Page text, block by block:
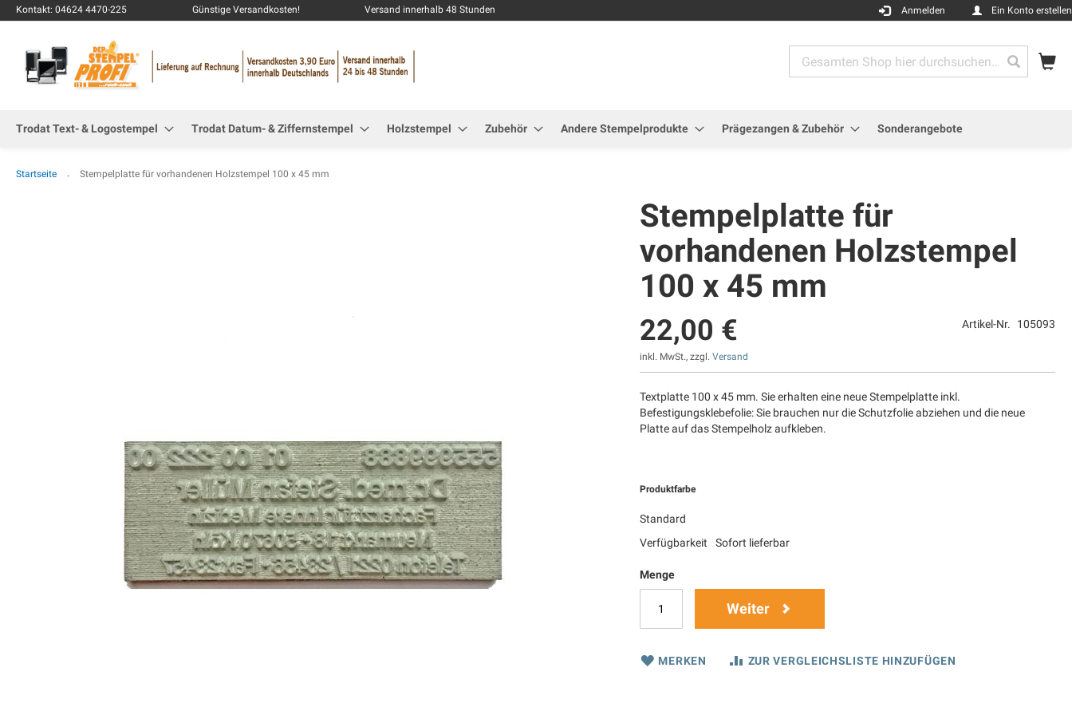
Kontakt: 04624 4470-225 Günstige Versandkosten! Versand innerhalb 48 Stunden Anmelden Ein Konto erstellen
Search
Trodat Text- & Logostempel Trodat Datum- & Ziffernstempel Holzstempel Zubehör Andere Stempelprodukte Prägezangen & Zubehör Sonderangebote
Startseite Stempelplatte für vorhandenen Holzstempel 100 x 45 mm
Stempelplatte für
vorhandenen Holzstempel
100 x 45 mm
22,00 €
inkl. MwSt., zzgl.Versand
Artikel-Nr. 105093
Textplatte 100 x 45 mm. Sie erhalten eine neue Stempelplatte inkl.
Befestigungsklebefolie: Sie brauchen nur die Schutzfolie abziehen und die neue
Platte auf das Stempelholz aufkleben.
Produktfarbe
Standard
Verfügbarkeit
Sofort lieferbar
Menge
Weiter
MERKEN ZUR VERGLEICHSLISTE HINZUFÜGEN